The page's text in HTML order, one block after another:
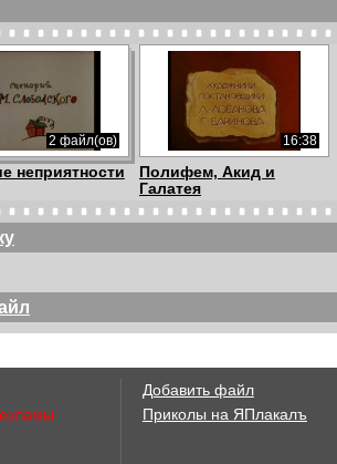
2 файл(ов)
неприятности
16:38
Полифем, Акид и
Галатея
09:28 07:11
Великая битва Слона с
Добавить файл
Приколы на ЯПлакалъ